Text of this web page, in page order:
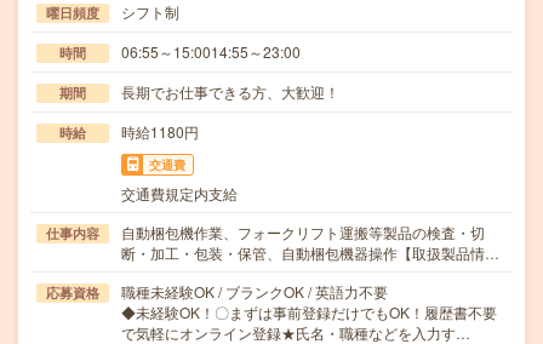
曜日頻度 シフト制
時間 06:55～15:0014:55～23:00
期間 長期でお仕事できる方、大歓迎！
時給 時給1180円
交通費
交通費規定内支給
仕事内容
自動梱包機作業、フォークリフト運搬等製品の検査・切
断・加工・包装・保管、自動梱包機器操作【取扱製品情…
応募資格
職種未経験OK / ブランクOK / 英語力不要
◆未経験OK！〇まずは事前登録だけでもOK！履歴書不要
で気軽にオンライン登録★氏名・職種などを入力す…